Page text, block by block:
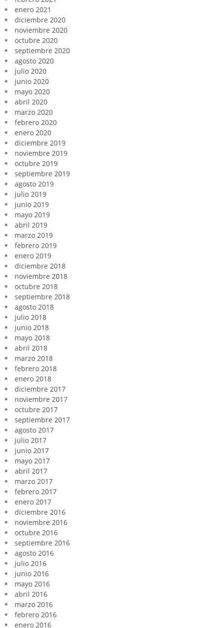
enero 2021
diciembre 2020
noviembre 2020
octubre 2020
septiembre 2020
agosto 2020
julio 2020
junio 2020
mayo 2020
abril 2020
marzo 2020
febrero 2020
enero 2020
diciembre 2019
noviembre 2019
octubre 2019
septiembre 2019
agosto 2019
julio 2019
junio 2019
mayo 2019
abril 2019
marzo 2019
febrero 2019
enero 2019
diciembre 2018
noviembre 2018
octubre 2018
septiembre 2018
agosto 2018
julio 2018
junio 2018
mayo 2018
abril 2018
marzo 2018
febrero 2018
enero 2018
diciembre 2017
noviembre 2017
octubre 2017
septiembre 2017
agosto 2017
julio 2017
junio 2017
mayo 2017
abril 2017
marzo 2017
febrero 2017
enero 2017
diciembre 2016
noviembre 2016
octubre 2016
septiembre 2016
agosto 2016
julio 2016
junio 2016
mayo 2016
abril 2016
marzo 2016
febrero 2016
enero 2016